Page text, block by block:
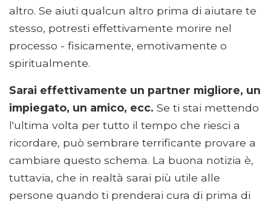
altro. Se aiuti qualcun altro prima di aiutare te
stesso, potresti effettivamente morire nel
processo - fisicamente, emotivamente o
spiritualmente.
Sarai effettivamente un partner migliore, un
impiegato, un amico, ecc. Se ti stai mettendo
l'ultima volta per tutto il tempo che riesci a
ricordare, può sembrare terrificante provare a
cambiare questo schema. La buona notizia è,
tuttavia, che in realtà sarai più utile alle
persone quando ti prenderai cura di prima di